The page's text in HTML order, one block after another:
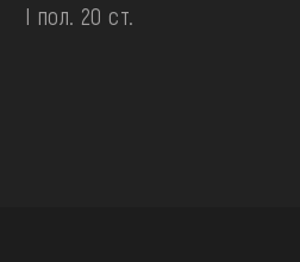
І пол. 20 ст.